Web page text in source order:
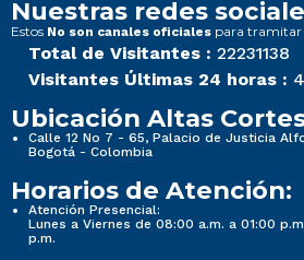
Nuestras redes
Estos No son canales oficiales para tramitar
Total de Visitantes : 22231138
Visitantes Últimas 24 horas :
Ubicación Altas
Calle 12 No 7 - 65, Palacio de Justicia
Bogotá - Colombia
Horarios de Atención:
Atención Presencial:
Lunes a Viernes de 08:00 a.m. a 01:00
p.m.